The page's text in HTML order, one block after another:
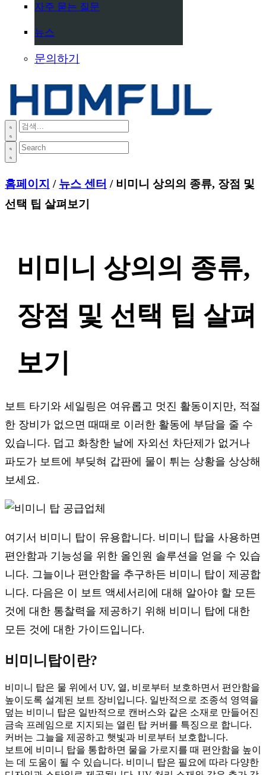
자주 묻는 질문
뉴스
문의하기
홈페이지 / 뉴스 센터 / 비미니 상의의 종류, 장점 및
선택 팁 살펴보기
비미니 상의의 종류,
장점 및 선택 팁 살펴
보기
보트 타기와 세일링은 여유롭고 멋진 활동이지만, 적절
한 장비가 없으면 때때로 이러한 활동에 부담을 줄 수
있습니다. 덥고 화창한 날에 자외선 차단제가 없거나
파도가 보트에 부딪혀 갑판에 물이 튀는 상황을 상상해
보세요.
여기서 비미니 탑이 유용합니다. 비미니 탑을 사용하면
편안함과 기능성을 위한 올인원 솔루션을 얻을 수 있습
니다. 그늘이나 편안함을 추구하든 비미니 탑이 제공합
니다. 다음은 이 보트 액세서리에 대해 알아야 할 모든
것에 대한 통찰력을 제공하기 위해 비미니 탑에 대한
모든 것에 대한 가이드입니다.
비미니탑이란?
비미니 탑은 물 위에서 UV, 열, 비로부터 보호하면서 편안함을
높이도록 설계된 보트 장비입니다. 일반적으로 조종석 영역을
덮는 비미니 탑은 일반적으로 캔버스와 같은 소재로 만들어진
금속 프레임으로 지지되는 열린 탑 커버를 특징으로 합니다.
커버는 그늘을 제공하고 햇빛과 비로부터 보호합니다.
보트에 비미니 탑을 통합하면 물을 가로지를 때 편안함을 높이
는 데 도움이 될 수 있습니다. 비미니 탑은 필요에 따라 다양한